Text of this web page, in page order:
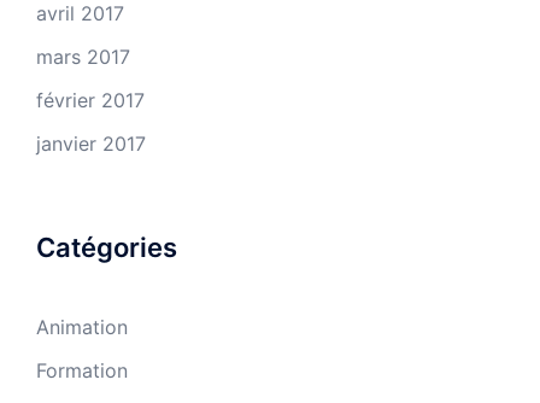
avril 2017
mars 2017
février 2017
janvier 2017
Catégories
Animation
Formation